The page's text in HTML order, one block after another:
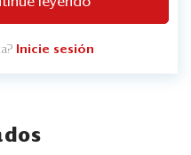
Inicie sesión